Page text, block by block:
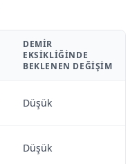
DEMIR
EKSIKLIĞINDE
BEKLENEN DEĞIŞIM
Düşük
Düşük